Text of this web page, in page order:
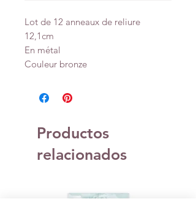
Lot de 12 anneaux de reliure
12,1cm
En métal
Couleur bronze
Productos
relacionados